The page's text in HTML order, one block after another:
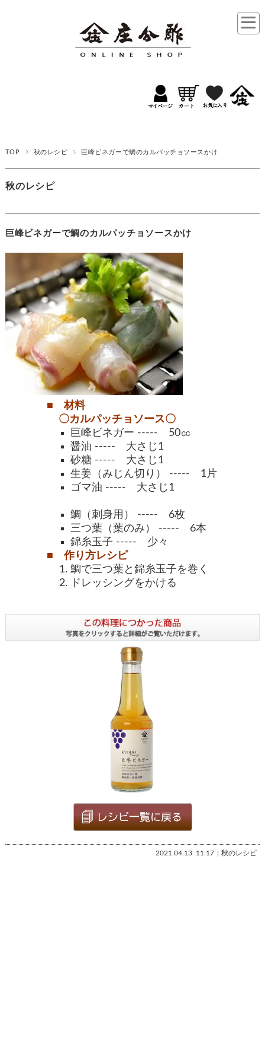
TOP 秋のレシピ 巨峰ビネガーで鯛のカルパッチョソースかけ
秋のレシピ
巨峰ビネガーで鯛のカルパッチョソースかけ
■ 材料
〇カルパッチョソース〇
巨峰ビネガー ----- 50㏄
醤油 ----- 大さじ1
砂糖 ----- 大さじ1
生姜（みじん切り） ----- 1片
ゴマ油 ----- 大さじ1
鯛（刺身用） ----- 6枚
三つ葉（葉のみ） ----- 6本
錦糸玉子 ----- 少々
■ 作り方レシピ
鯛で三つ葉と錦糸玉子を巻く
ドレッシングをかける
2021.04.13 11:17 秋のレシピ